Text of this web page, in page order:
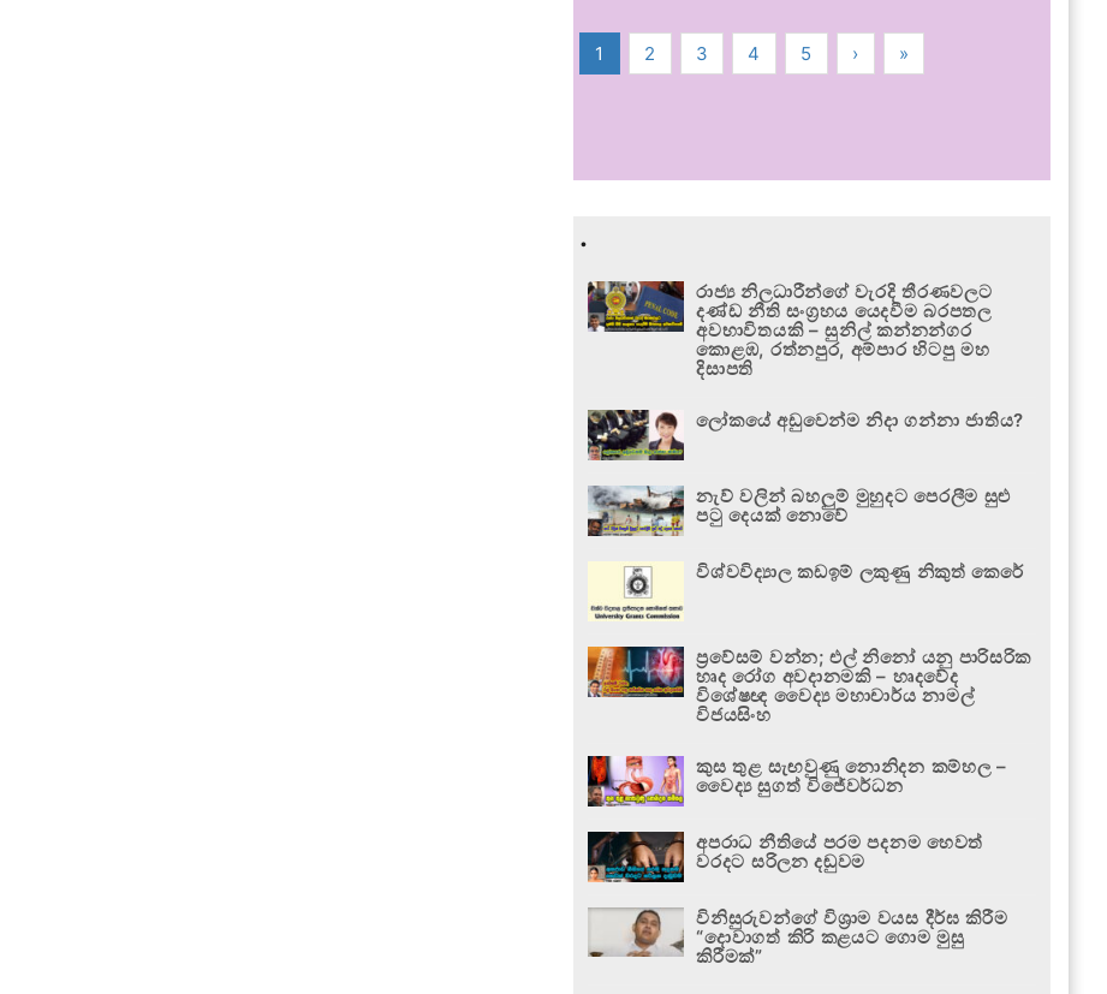
1 2 3 4 5 › »
.
රාජ්‍ය නිලධාරීන්ගේ වැරදි තීරණවලට
දණ්ඩ නීති සංග්‍රහය යෙදවීම බරපතල
අවභාවිතයකි – සුනිල් කන්නන්ගර
කොළඹ, රත්නපුර, අම්පාර හිටපු මහ
දිසාපති
ලෝකයේ අඩුවෙන්ම නිදා ගන්නා ජාතිය?
නැව් වලින් බහලුම් මුහුදට පෙරලීම සුළු
පටු දෙයක් නොවේ
විශ්වවිද්‍යාල කඩඉම් ලකුණු නිකුත් කෙරේ
ප්‍රවේසම් වන්න; එල් නිනෝ යනු පාරිසරික
හෘද රෝග අවදානමකි – හෘදවේද
විශේෂඥ වෛද්‍ය මහාචාර්ය නාමල්
විජයසිංහ
කුස තුළ සැඟවුණු නොනිදන කම්හල –
වෛද්‍ය සුගත් විජේවර්ධන
අපරාධ නීතියේ පරම පදනම හෙවත්
වරදට සරිලන දඬුවම
විනිසුරුවන්ගේ විශ්‍රාම වයස දීර්ඝ කිරීම
“දොවාගත් කිරි කළයට ගොම මුසු
කිරීමක්”